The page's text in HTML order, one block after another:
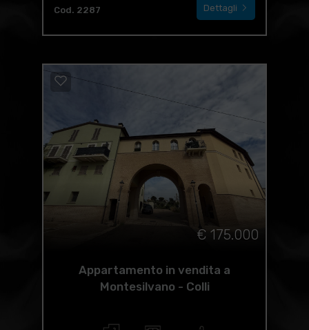
Cod. 2287 Dettagli
€ 175.000
Appartamento in vendita a
Montesilvano - Colli